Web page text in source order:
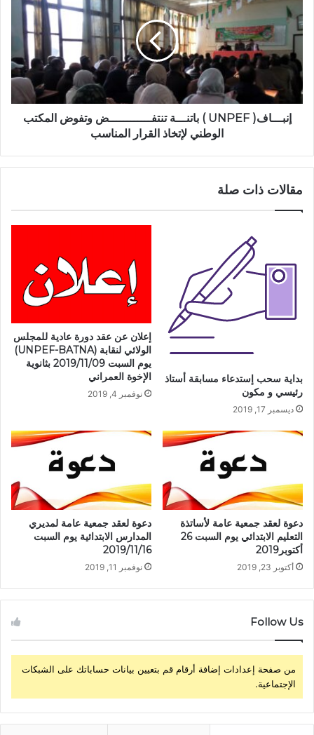
إنبـــاف( UNPEF ) باتنـــة تنتفــــــــــــض وتفوض المكتب
الوطني لإتخاذ القرار المناسب
مقالات ذات صلة
بداية سحب إستدعاء مسابقة أستاذ
رئيسي و مكون
ديسمبر 17, 2019
إعلان عن عقد دورة عادية للمجلس
الولائي لنقابة (UNPEF-BATNA)
يوم السبت 2019/11/09 بثانوية
الإخوة العمراني
نوفمبر 4, 2019
دعوة لعقد جمعية عامة لأساتذة
التعليم الابتدائي يوم السبت 26
أكتوبر2019
أكتوبر 23, 2019
دعوة لعقد جمعية عامة لمديري
المدارس الابتدائية يوم السبت
2019/11/16
نوفمبر 11, 2019
Follow Us
من صفحة إعدادات إضافة أرقام قم بتعيين بيانات حساباتك على الشبكات
الإجتماعية.